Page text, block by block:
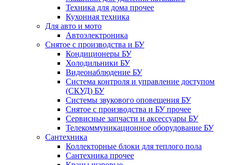
Техника для дома прочее
Кухонная техника
Для авто и мото
Автоэлектроника
Снятое с производства и БУ
Кондиционеры БУ
Холодильники БУ
Видеонаблюдение БУ
Система контроля и управление доступом
(СКУД) БУ
Системы звукового оповещения БУ
Снятое с производства и БУ прочее
Сервисные запчасти и аксессуары БУ
Телекоммуникационное оборудование БУ
Сантехника
Коллекторные блоки для теплого пола
Сантехника прочее